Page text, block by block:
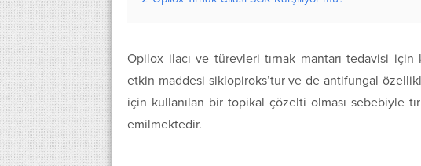
Opilox ilacı ve türevleri tırnak mantarı tedavisi
etkin maddesi siklopiroks’tur ve de antifungal
için kullanılan bir topikal çözelti olması sebebiyle
emilmektedir.